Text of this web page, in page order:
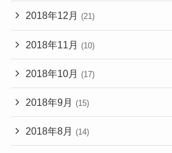
2018年12月 (21)
2018年11月 (10)
2018年10月 (17)
2018年9月 (15)
2018年8月 (14)